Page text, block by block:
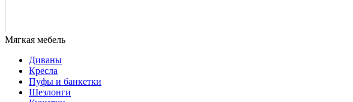
Диваны
Кресла
Пуфы и банкетки
Шезлонги